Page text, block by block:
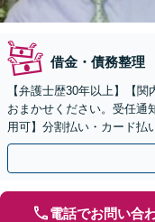
借金・債務整理
【弁護士歴30年以上】【
おまかせください。受任通
用可】分割払い・カード払
【電話／メール／ビデオ面
電話でお問い合